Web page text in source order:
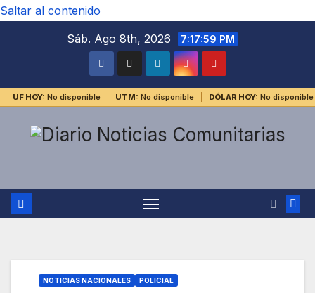
Saltar al contenido
Sáb. Ago 8th, 2026
7:17:59 PM
UF HOY: No disponible UTM: No disponible DÓLAR HOY: No disponible
NOTICIAS NACIONALES POLICIAL